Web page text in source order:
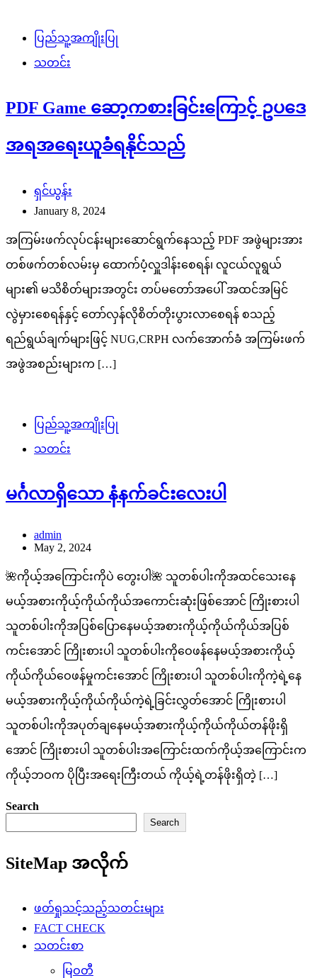
ပြည်သူ့အကျိုးပြု
သတင်း
PDF Game ဆော့ကစားခြင်းကြောင့် ဥပဒေ
အရအရေးယူခံရနိုင်သည်
ရှင်ယွန်း
January 8, 2024
အကြမ်းဖက်လုပ်ငန်းများဆောင်ရွက်နေသည့် PDF အဖွဲများအား
တစ်ဖက်တစ်လမ်းမှ ထောက်ပံ့လှူဒါန်းစေရန်၊ လူငယ်လူရွယ်
များ၏ မသိစိတ်များအတွင်း တပ်မတော်အပေါ် အထင်အမြင်
လွဲမှားစေရန်နှင့် တော်လှန်လိုစိတ်တိုးပွားလာစေရန် စသည့်
ရည်ရွယ်ချက်များဖြင့် NUG,CRPH လက်အောက်ခံ အကြမ်းဖက်
အဖွဲအစည်းများက […]
ပြည်သူ့အကျိုးပြု
သတင်း
မင်္ဂလာရှိသော နံနက်ခင်းလေးပါ
admin
May 2, 2024
🌺ကိုယ့်အကြောင်းကိုပဲ တွေးပါ🌺 သူတစ်ပါးကိုအထင်သေးနေ
မယ့်အစားကိုယ့်ကိုယ်ကိုယ်အကောင်းဆုံးဖြစ်အောင် ကြိုးစားပါ
သူတစ်ပါးကိုအပြစ်ပြောနေမယ့်အစားကိုယ့်ကိုယ်ကိုယ်အပြစ်
ကင်းအောင် ကြိုးစားပါ သူတစ်ပါးကိုဝေဖန်နေမယ့်အစားကိုယ့်
ကိုယ်ကိုယ်ဝေဖန်မှုကင်းအောင် ကြိုးစားပါ သူတစ်ပါးကိုကဲ့ရဲ့နေ
မယ့်အစားကိုယ့်ကိုယ်ကိုယ်ကဲ့ရဲ့ခြင်းလွှတ်အောင် ကြိုးစားပါ
သူတစ်ပါးကိုအပုတ်ချနေမယ့်အစားကိုယ့်ကိုယ်ကိုယ်တန်ဖိုးရှိ
အောင် ကြိုးစားပါ သူတစ်ပါးအကြောင်းထက်ကိုယ့်အကြောင်းက
ကိုယ့်ဘဝက ပိုပြီးအရေးကြီးတယ် ကိုယ့်ရဲ့တန်ဖိုးရှိတဲ့ […]
Search
Search
SiteMap အလိုက်
ဖတ်ရှုသင့်သည့်သတင်းများ
FACT CHECK
သတင်းစာ
မြဝတီ